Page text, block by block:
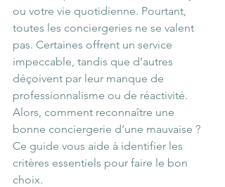
ou votre vie quotidienne. Pourtant,
toutes les conciergeries ne se valent
pas. Certaines offrent un service
impeccable, tandis que d’autres
déçoivent par leur manque de
professionnalisme ou de réactivité.
Alors, comment reconnaître une
bonne conciergerie d’une mauvaise ?
Ce guide vous aide à identifier les
critères essentiels pour faire le bon
choix.